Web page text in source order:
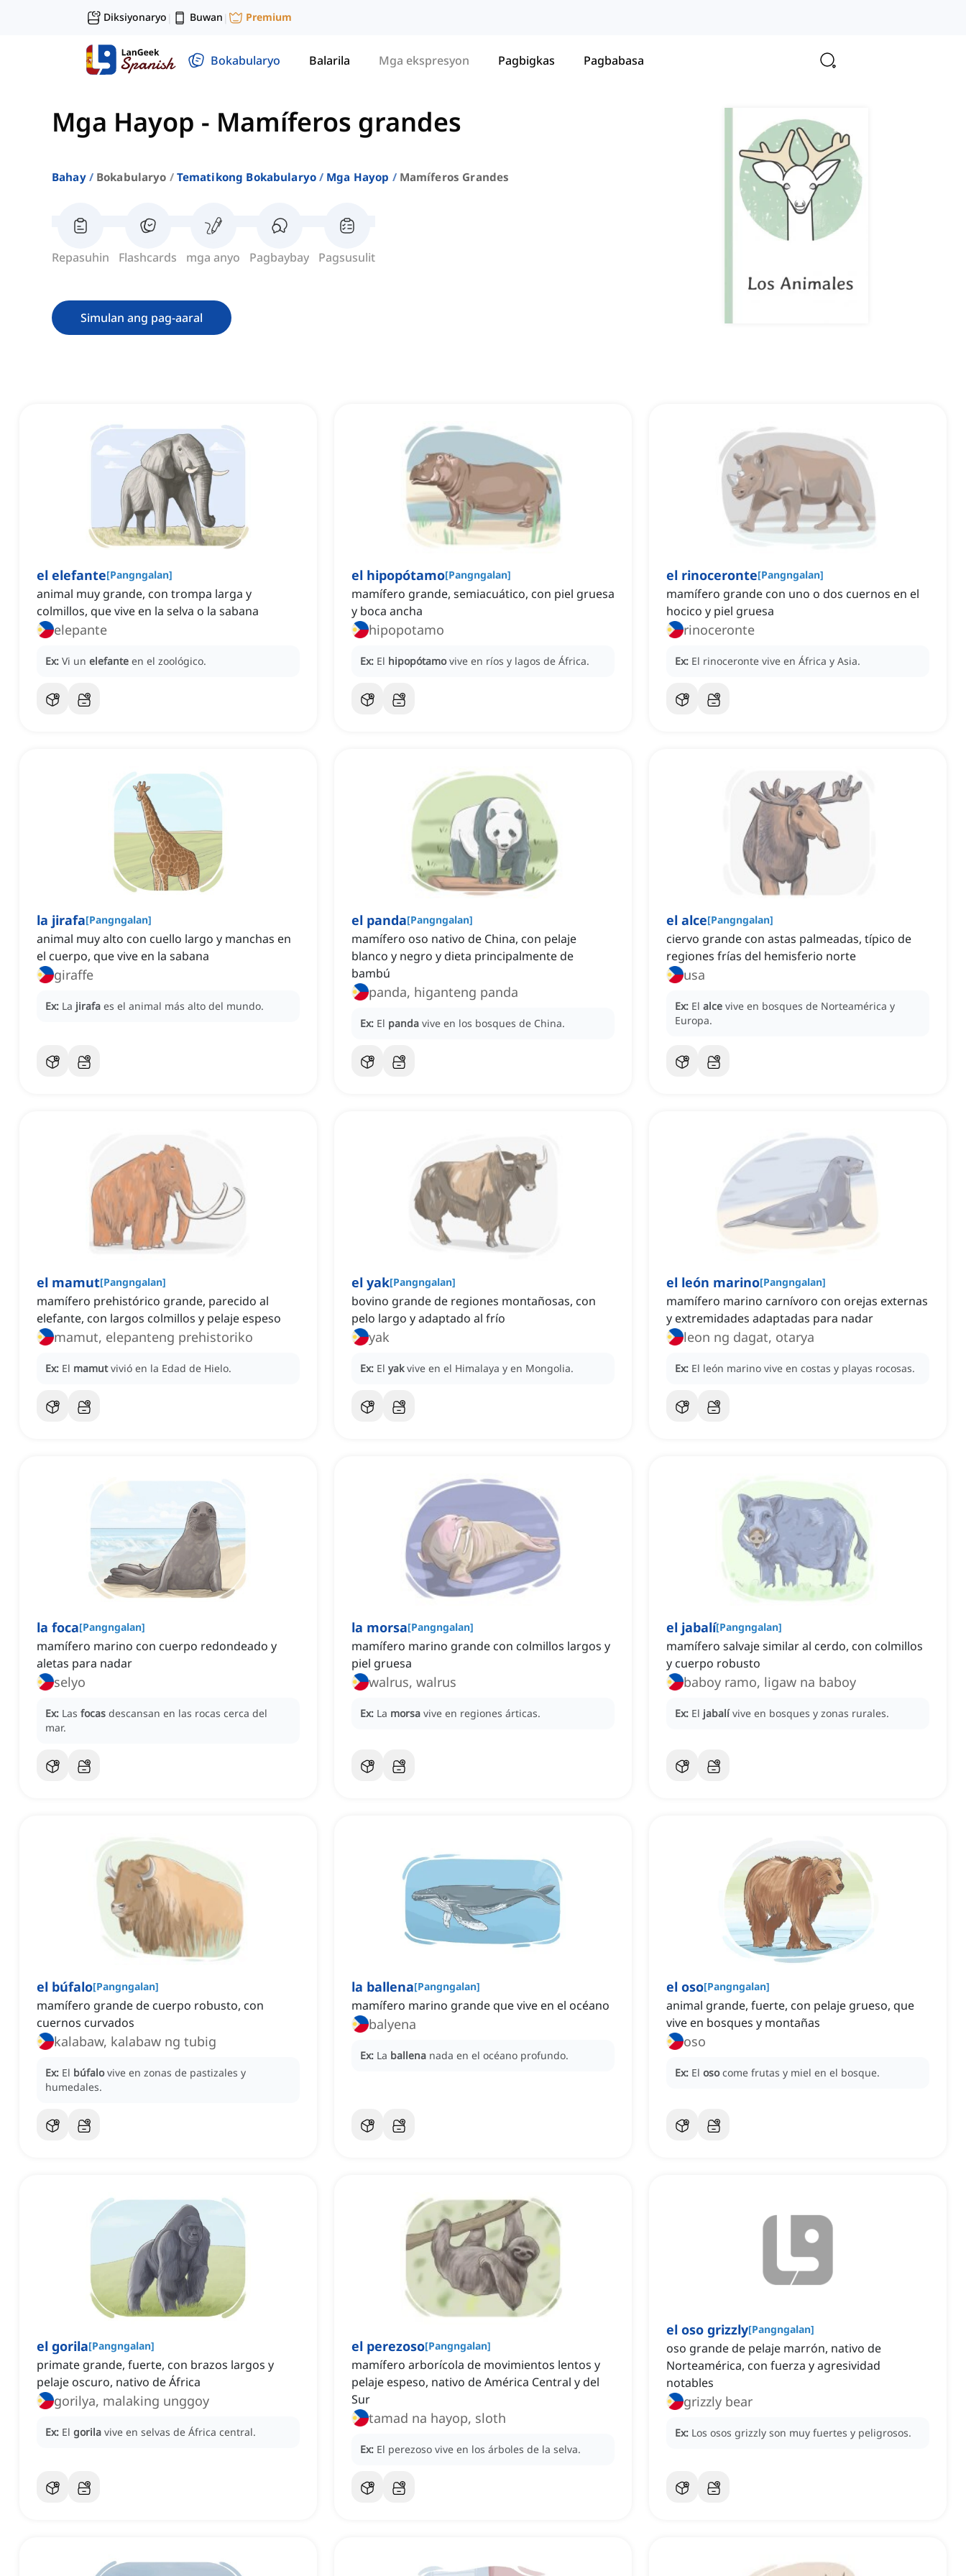
Diksiyonaryo | Buwan | Premium
Bokabularyo Balarila Mga ekspresyon Pagbigkas Pagbabasa
Mga Hayop - Mamíferos grandes
Bahay Bokabularyo Tematikong Bokabularyo Mga Hayop Mamíferos Grandes
Repasuhin Flashcards mga anyo Pagbaybay Pagsusulit
Simulan ang pag-aaral
el elefante[Pangngalan]
animal muy grande, con trompa larga y
colmillos, que vive en la selva o la sabana
elepante
Ex: Vi un elefante en el zoológico.
el hipopótamo[Pangngalan]
mamífero grande, semiacuático, con piel gruesa
y boca ancha
hipopotamo
Ex: El hipopótamo vive en ríos y lagos de África.
el rinoceronte[Pangngalan]
mamífero grande con uno o dos cuernos en el
hocico y piel gruesa
rinoceronte
Ex: El rinoceronte vive en África y Asia.
la jirafa[Pangngalan]
animal muy alto con cuello largo y manchas en
el cuerpo, que vive en la sabana
giraffe
Ex: La jirafa es el animal más alto del mundo.
el panda[Pangngalan]
mamífero oso nativo de China, con pelaje
blanco y negro y dieta principalmente de
bambú
panda, higanteng panda
Ex: El panda vive en los bosques de China.
el alce[Pangngalan]
ciervo grande con astas palmeadas, típico de
regiones frías del hemisferio norte
usa
Ex: El alce vive en bosques de Norteamérica y
Europa.
el mamut[Pangngalan]
mamífero prehistórico grande, parecido al
elefante, con largos colmillos y pelaje espeso
mamut, elepanteng prehistoriko
Ex: El mamut vivió en la Edad de Hielo.
el yak[Pangngalan]
bovino grande de regiones montañosas, con
pelo largo y adaptado al frío
yak
Ex: El yak vive en el Himalaya y en Mongolia.
el león marino[Pangngalan]
mamífero marino carnívoro con orejas externas
y extremidades adaptadas para nadar
leon ng dagat, otarya
Ex: El león marino vive en costas y playas rocosas.
la foca[Pangngalan]
mamífero marino con cuerpo redondeado y
aletas para nadar
selyo
Ex: Las focas descansan en las rocas cerca del
mar.
la morsa[Pangngalan]
mamífero marino grande con colmillos largos y
piel gruesa
walrus, walrus
Ex: La morsa vive en regiones árticas.
el jabalí[Pangngalan]
mamífero salvaje similar al cerdo, con colmillos
y cuerpo robusto
baboy ramo, ligaw na baboy
Ex: El jabalí vive en bosques y zonas rurales.
el búfalo[Pangngalan]
mamífero grande de cuerpo robusto, con
cuernos curvados
kalabaw, kalabaw ng tubig
Ex: El búfalo vive en zonas de pastizales y
humedales.
la ballena[Pangngalan]
mamífero marino grande que vive en el océano
balyena
Ex: La ballena nada en el océano profundo.
el oso[Pangngalan]
animal grande, fuerte, con pelaje grueso, que
vive en bosques y montañas
oso
Ex: El oso come frutas y miel en el bosque.
el gorila[Pangngalan]
primate grande, fuerte, con brazos largos y
pelaje oscuro, nativo de África
gorilya, malaking unggoy
Ex: El gorila vive en selvas de África central.
el perezoso[Pangngalan]
mamífero arborícola de movimientos lentos y
pelaje espeso, nativo de América Central y del
Sur
tamad na hayop, sloth
Ex: El perezoso vive en los árboles de la selva.
el oso grizzly[Pangngalan]
oso grande de pelaje marrón, nativo de
Norteamérica, con fuerza y agresividad
notables
grizzly bear
Ex: Los osos grizzly son muy fuertes y peligrosos.